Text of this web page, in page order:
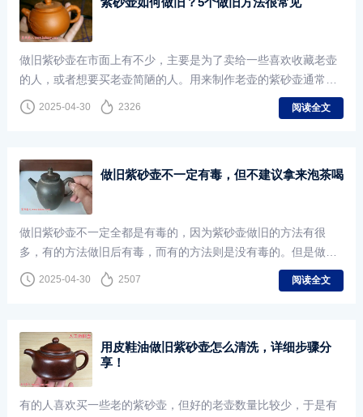
做旧紫砂壶在市面上有不少，主要是为了卖给一些喜欢收藏老壶
的人，或者想要买老壶简陋的人。用来制作老壶的紫砂壶通常都
是质量非常茶的便宜紫砂壶的，做成旧壶后可以卖出比较高的价
格，以此牟利。
2025-04-30 2326 阅读全文
做旧紫砂壶不一定有毒，但不建议拿来泡茶喝
做旧紫砂壶不一定全都是有毒的，因为紫砂壶做旧的方法有很
多，有的方法做旧后有毒，而有的方法则是没有毒的。但是做旧
的紫砂壶一般都不建议使用，上面7种方法我们可以看出，有些方
法是有毒的，比如擦鞋油或者酸溶液腐蚀的方法；而有的方法虽
细菌、霉菌等；至于其他做旧方法，虽然说没有毒，但这种壶要
么是多花冤枉钱，要么是完全没有什么用，所以前面我说了，做
旧的紫砂壶虽然不一定有毒，但我并不建议你购买这样的紫砂
壶。
2025-04-30 2507 阅读全文
用皮鞋油做旧紫砂壶怎么清洗，详细步骤分
享！
有的人喜欢买一些老的紫砂壶，但好的老壶数量比较少，于是有